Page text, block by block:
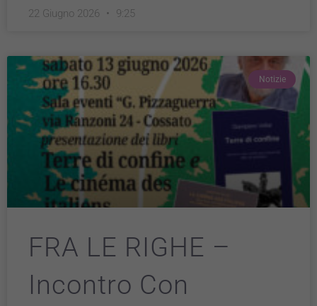
22 Giugno 2026 9:25
Notizie
FRA LE RIGHE –
Incontro Con